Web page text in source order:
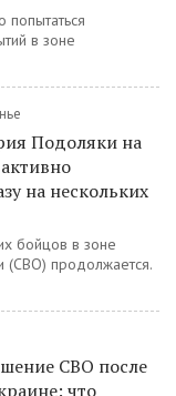
в зоне
Подоляки на
на нескольких
бойцов в зоне
(СВО) продолжается.
СВО после
что